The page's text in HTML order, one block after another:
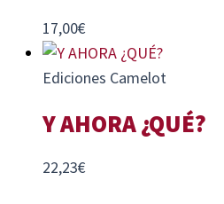
17,00€
Ediciones Camelot
Y AHORA ¿QUÉ?
22,23€